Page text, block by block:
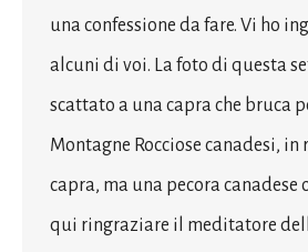
una confessione da fare. Vi ho
alcuni di voi. La foto di questa
scattato a una capra che bruca
Montagne Rocciose canadesi, in
capra, ma una pecora canadese
qui ringraziare il meditatore